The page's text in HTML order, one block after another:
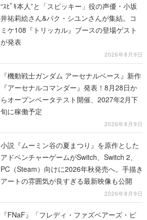
“ｽﾋﾟｷ本人”と「スピッキー」役の声優・小坂
井祐莉絵さん&パク・シユンさんが集結。コ
ミケ108『トリッカル』ブースの登場ゲスト
が発表
2026年8月9日
『機動戦士ガンダム アーセナルベース』新作
『アーセナルコマンダー』発表！8月28日か
らオープンベータテスト開催、2027年2月下
旬に稼働予定
2026年8月9日
小説『ムーミン谷の夏まつり』を原作とした
アドベンチャーゲームがSwitch、Switch 2、
PC（Steam）向けに2026年秋発売へ。手描き
アートの雰囲気が良すぎる最新映像も公開
2026年8月9日
『FNaF』「フレディ・ファズベアーズ・ピ